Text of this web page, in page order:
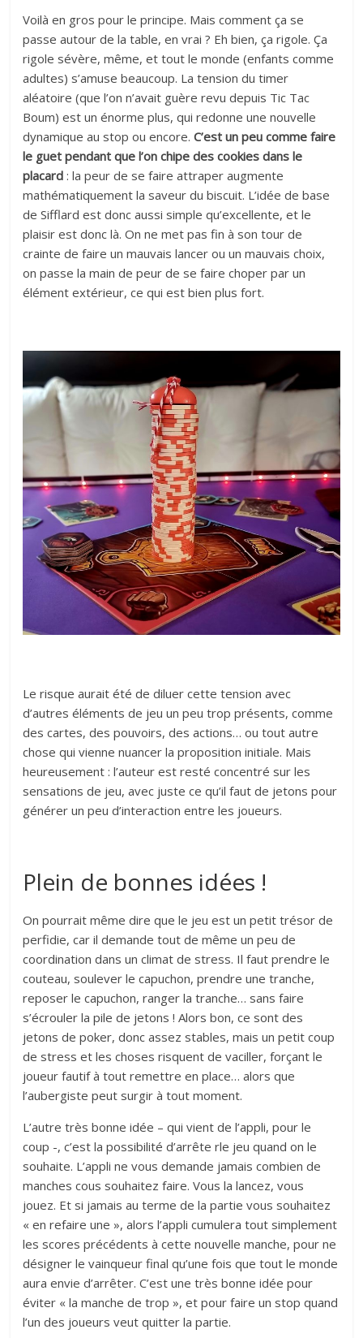
Voilà en gros pour le principe. Mais comment ça se
passe autour de la table, en vrai ? Eh bien, ça rigole. Ça
rigole sévère, même, et tout le monde (enfants comme
adultes) s’amuse beaucoup. La tension du timer
aléatoire (que l’on n’avait guère revu depuis Tic Tac
Boum) est un énorme plus, qui redonne une nouvelle
dynamique au stop ou encore.C’est un peu comme faire
le guet pendant que l’on chipe des cookies dans le
placard: la peur de se faire attraper augmente
mathématiquement la saveur du biscuit. L’idée de base
de Sifflard est donc aussi simple qu’excellente, et le
plaisir est donc là. On ne met pas fin à son tour de
crainte de faire un mauvais lancer ou un mauvais choix,
on passe la main de peur de se faire choper par un
élément extérieur, ce qui est bien plus fort.
Le risque aurait été de diluer cette tension avec
d’autres éléments de jeu un peu trop présents, comme
des cartes, des pouvoirs, des actions… ou tout autre
chose qui vienne nuancer la proposition initiale. Mais
heureusement : l’auteur est resté concentré sur les
sensations de jeu, avec juste ce qu’il faut de jetons pour
générer un peu d’interaction entre les joueurs.
Plein de bonnes idées !
On pourrait même dire que le jeu est un petit trésor de
perfidie, car il demande tout de même un peu de
coordination dans un climat de stress. Il faut prendre le
couteau, soulever le capuchon, prendre une tranche,
reposer le capuchon, ranger la tranche… sans faire
s’écrouler la pile de jetons ! Alors bon, ce sont des
jetons de poker, donc assez stables, mais un petit coup
de stress et les choses risquent de vaciller, forçant le
joueur fautif à tout remettre en place… alors que
l’aubergiste peut surgir à tout moment.
L’autre très bonne idée – qui vient de l’appli, pour le
coup -, c’est la possibilité d’arrête rle jeu quand on le
souhaite. L’appli ne vous demande jamais combien de
manches cous souhaitez faire. Vous la lancez, vous
jouez. Et si jamais au terme de la partie vous souhaitez
« en refaire une », alors l’appli cumulera tout simplement
les scores précédents à cette nouvelle manche, pour ne
désigner le vainqueur final qu’une fois que tout le monde
aura envie d’arrêter. C’est une très bonne idée pour
éviter « la manche de trop », et pour faire un stop quand
l’un des joueurs veut quitter la partie.